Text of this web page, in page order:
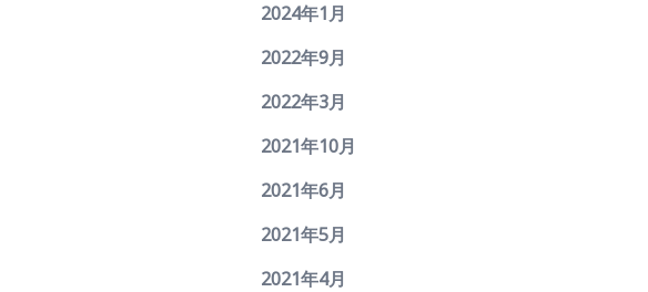
2024年1月
2022年9月
2022年3月
2021年10月
2021年6月
2021年5月
2021年4月